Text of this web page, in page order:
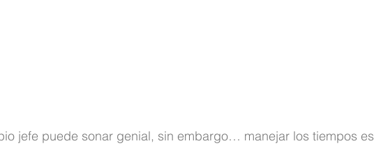
jefe puede sonar genial, sin embargo… manejar los tiempos es